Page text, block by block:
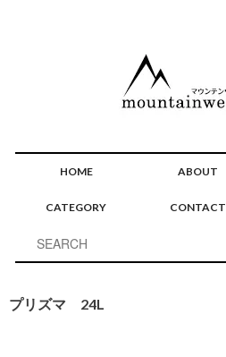
HOME ABOUT
CATEGORY CONTACT
プリズマ 24L